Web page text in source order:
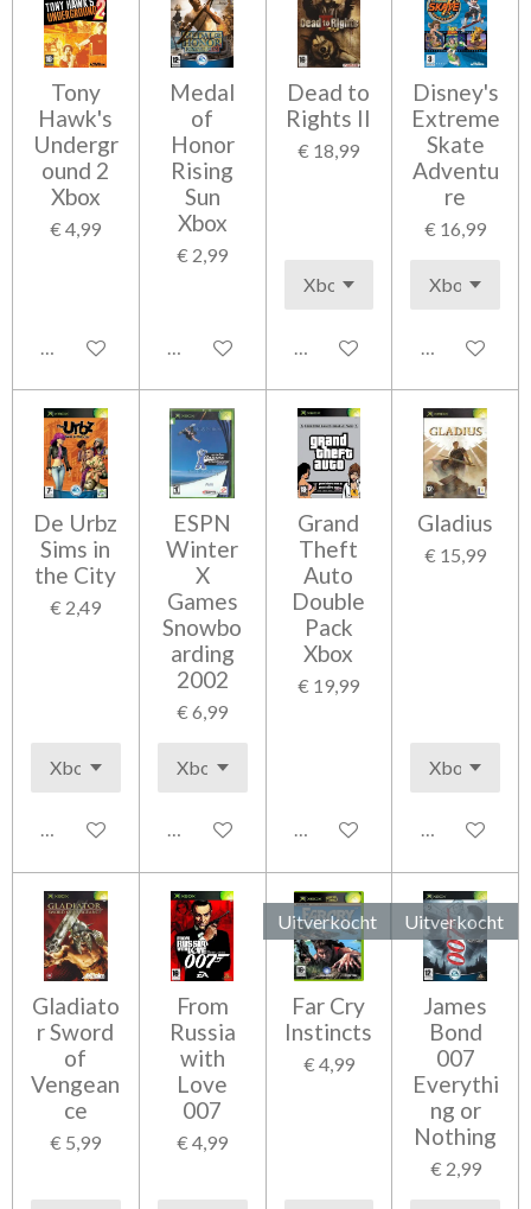
Tony
Hawk's
Undergr
ound 2
Xbox
€ 4,99
In winkelwagen
Medal
of
Honor
Rising
Sun
Xbox
€ 2,99
In winkelwagen
Dead to
Rights II
€ 18,99
In winkelwagen
Disney's
Extreme
Skate
Adventu
re
€ 16,99
In
De Urbz
Sims in
the City
€ 2,49
In winkelwagen
ESPN
Winter
X
Games
Snowbo
arding
2002
€ 6,99
In winkelwagen
Grand
Theft
Auto
Double
Pack
Xbox
€ 19,99
In winkelwagen
Gladius
€ 15,99
In
Gladiato
r Sword
of
Vengean
ce
€ 5,99
From
Russia
with
Love
007
€ 4,99
Uitverkocht
Far Cry
Instincts
€ 4,99
Uitverkocht
James
Bond
007
Everythi
ng or
Nothing
€ 2,99